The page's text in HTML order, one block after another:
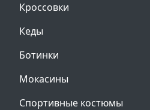
Кроссовки
Кеды
Ботинки
Мокасины
Спортивные костюмы